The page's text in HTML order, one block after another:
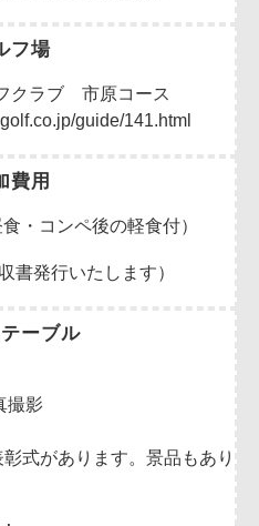
フ場
クラブ 市原コース
guide/141.html
費用
・コンペ後の軽食付）
書発行いたします）
ーブル
撮影
式があります。景品もあり